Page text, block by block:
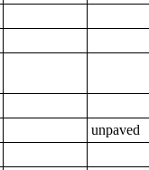
unpaved